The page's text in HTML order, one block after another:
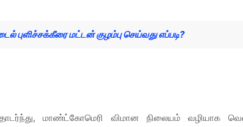
புளிச்சக்கீரை மட்டன் குழம்பு செய்வது எப்படி?
மாண்ட்கோமெரி விமான நிலையம் வழியாக